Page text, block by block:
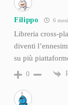
Filippo 6
Libreria cross-
diventi
su più
0